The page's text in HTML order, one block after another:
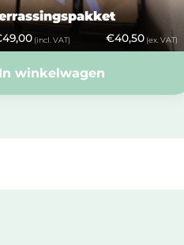
49,00 (incl. VAT) €40,50(ex. VAT)
In winkelwagen